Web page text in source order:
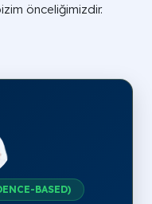
önceliğimizdir.
BASED)